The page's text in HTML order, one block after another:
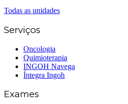
Todas as unidades
Serviços
Oncologia
Quimioterapia
INGOH Navega
Íntegra Ingoh
Exames